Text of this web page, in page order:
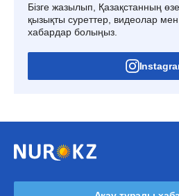
Бізге жазылып, Қазақстанның
қызықты суреттер, видеолар
хабардар болыңыз.